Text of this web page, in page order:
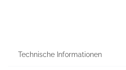
Technische Informationen